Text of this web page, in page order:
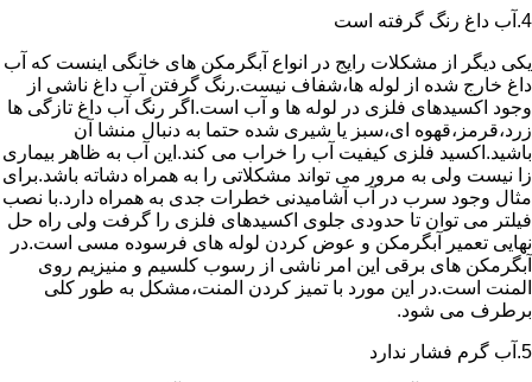
4.آب داغ رنگ گرفته است
یکی دیگر از مشکلات رایج در انواع آبگرمکن های خانگی اینست که آب
داغ خارج شده از لوله ها،شفاف نیست.رنگ گرفتن آب داغ ناشی از
وجود اکسیدهای فلزی در لوله ها و آب است.اگر رنگ آب داغ تازگی ها
زرد،قرمز،قهوه ای،سبز یا شیری شده حتما به دنبال منشا آن
باشید.اکسید فلزی کیفیت آب را خراب می کند.این آب به ظاهر بیماری
زا نیست ولی به مرور می تواند مشکلاتی را به همراه دشاته باشد.برای
مثال وجود سرب در آب آشامیدنی خطرات جدی به همراه دارد.با نصب
فیلتر می توان تا حدودی جلوی اکسیدهای فلزی را گرفت ولی راه حل
نهایی تعمیر آبگرمکن و عوض کردن لوله های فرسوده مسی است.در
آبگرمکن های برقی این امر ناشی از رسوب کلسیم و منیزیم روی
المنت است.در این مورد با تمیز کردن المنت،مشکل به طور کلی
برطرف می شود.
5.آب گرم فشار ندارد